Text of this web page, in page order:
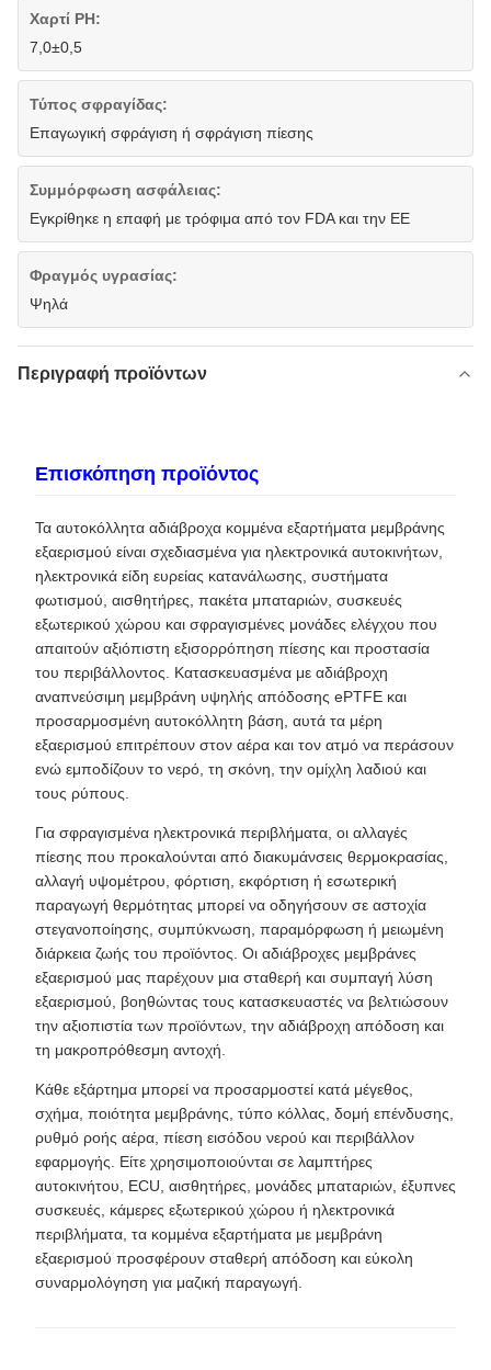
Χαρτί PH:
7,0±0,5
Τύπος σφραγίδας:
Επαγωγική σφράγιση ή σφράγιση πίεσης
Συμμόρφωση ασφάλειας:
Εγκρίθηκε η επαφή με τρόφιμα από τον FDA και την ΕΕ
Φραγμός υγρασίας:
Ψηλά
Περιγραφή προϊόντων
Επισκόπηση προϊόντος
Τα αυτοκόλλητα αδιάβροχα κομμένα εξαρτήματα μεμβράνης
εξαερισμού είναι σχεδιασμένα για ηλεκτρονικά αυτοκινήτων,
ηλεκτρονικά είδη ευρείας κατανάλωσης, συστήματα
φωτισμού, αισθητήρες, πακέτα μπαταριών, συσκευές
εξωτερικού χώρου και σφραγισμένες μονάδες ελέγχου που
απαιτούν αξιόπιστη εξισορρόπηση πίεσης και προστασία
του περιβάλλοντος. Κατασκευασμένα με αδιάβροχη
αναπνεύσιμη μεμβράνη υψηλής απόδοσης ePTFE και
προσαρμοσμένη αυτοκόλλητη βάση, αυτά τα μέρη
εξαερισμού επιτρέπουν στον αέρα και τον ατμό να περάσουν
ενώ εμποδίζουν το νερό, τη σκόνη, την ομίχλη λαδιού και
τους ρύπους.
Για σφραγισμένα ηλεκτρονικά περιβλήματα, οι αλλαγές
πίεσης που προκαλούνται από διακυμάνσεις θερμοκρασίας,
αλλαγή υψομέτρου, φόρτιση, εκφόρτιση ή εσωτερική
παραγωγή θερμότητας μπορεί να οδηγήσουν σε αστοχία
στεγανοποίησης, συμπύκνωση, παραμόρφωση ή μειωμένη
διάρκεια ζωής του προϊόντος. Οι αδιάβροχες μεμβράνες
εξαερισμού μας παρέχουν μια σταθερή και συμπαγή λύση
εξαερισμού, βοηθώντας τους κατασκευαστές να βελτιώσουν
την αξιοπιστία των προϊόντων, την αδιάβροχη απόδοση και
τη μακροπρόθεσμη αντοχή.
Κάθε εξάρτημα μπορεί να προσαρμοστεί κατά μέγεθος,
σχήμα, ποιότητα μεμβράνης, τύπο κόλλας, δομή επένδυσης,
ρυθμό ροής αέρα, πίεση εισόδου νερού και περιβάλλον
εφαρμογής. Είτε χρησιμοποιούνται σε λαμπτήρες
αυτοκινήτου, ECU, αισθητήρες, μονάδες μπαταριών, έξυπνες
συσκευές, κάμερες εξωτερικού χώρου ή ηλεκτρονικά
περιβλήματα, τα κομμένα εξαρτήματα με μεμβράνη
εξαερισμού προσφέρουν σταθερή απόδοση και εύκολη
συναρμολόγηση για μαζική παραγωγή.